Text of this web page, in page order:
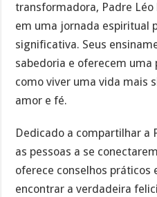
transformadora, Padre
em uma jornada espiritual
significativa. Seus
sabedoria e oferecem uma
como viver uma vida mais
amor e fé.
Dedicado a compartilhar a
as pessoas a se
oferece conselhos práticos
encontrar a verdadeira